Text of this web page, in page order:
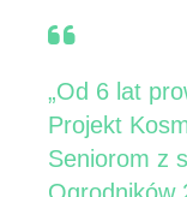
„Od 6 lat
Projekt
Seniorom z
Ogrodników